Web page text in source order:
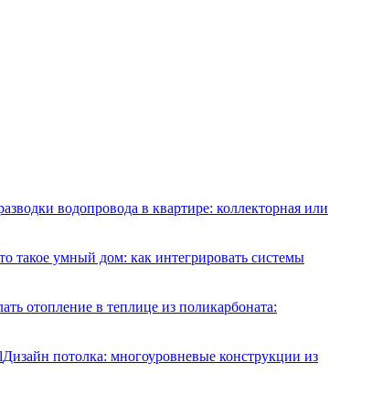
водопровода в квартире: коллекторная или
такое умный дом: как интегрировать системы
отопление в теплице из поликарбоната:
Дизайн потолка: многоуровневые конструкции из